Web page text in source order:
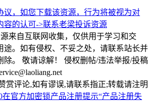
议，如您下载该资源，行为将被视为对
容的认可->联系老梁投诉资源
来自互联网收集，仅供用于学习和交
途。如有侵权、不妥之处，请联系站长并
除。 敬请谅解！ 侵权删帖/违法举报/投稿
赏评论,如有谬误,请联系指正;转载请注明
在官方加密锁产品注册提示“产品注册失